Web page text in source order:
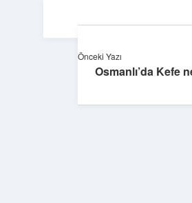
Önceki Yazı
Osmanlı’da Kefe